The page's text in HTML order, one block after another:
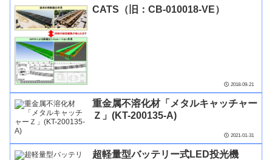
CATS（旧：CB-010018-VE）
2018-09-21
重金属不溶化材「メタルキャッチャー
Ｚ」(KT-200135-A)
2021-01-31
超軽量型バッテリー式LED投光機